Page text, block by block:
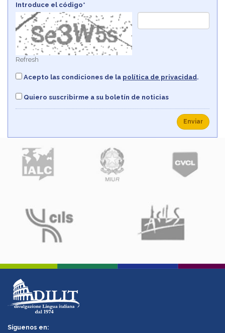
Introduce el código*
Refresh
Acepto las condiciones de la política de privacidad.
Quiero suscribirme a su boletín de noticias
Enviar
Síguenos en: